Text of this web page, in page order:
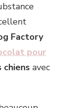
Factory
pour
chiens avec